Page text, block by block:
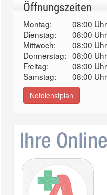
Öffnungszeiten
Montag: 08:00 Uhr
Dienstag:
08:00 Uhr
Mittwoch:
08:00 Uhr
Donnerstag: 08:00 Uhr
Freitag:
08:00 Uhr
Samstag:
08:00 Uhr
Notdienstplan